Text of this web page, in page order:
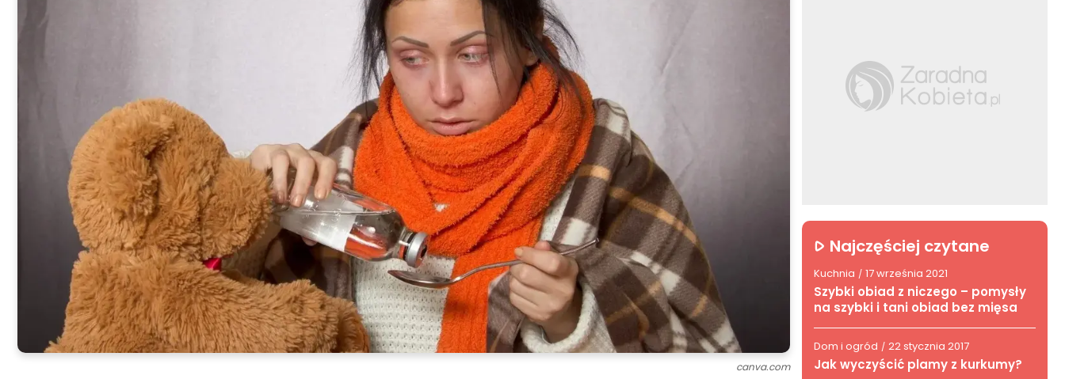
canva.com
Najczęściej czytane
Kuchnia / 17 września 2021
Szybki obiad z niczego – pomysły
na szybki i tani obiad bez mięsa
Dom i ogród / 22 stycznia 2017
Jak wyczyścić plamy z kurkumy?